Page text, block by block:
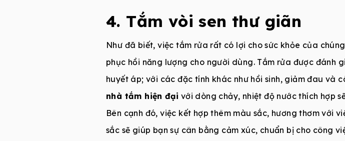
4. Tắm vòi sen thư giãn
Như đã biết, việc tắm rửa rất có lợi cho sức khỏe của
phục hồi năng lượng cho người dùng. Tắm rửa được đánh
huyết áp; với các đặc tính khác như hồi sinh, giảm đau và
nhà tắm hiện đại với dòng chảy, nhiệt độ nước thích hợp
Bên cạnh đó, việc kết hợp thêm màu sắc, hương thơm với
sắc sẽ giúp bạn sự cân bằng cảm xúc, chuẩn bị cho công